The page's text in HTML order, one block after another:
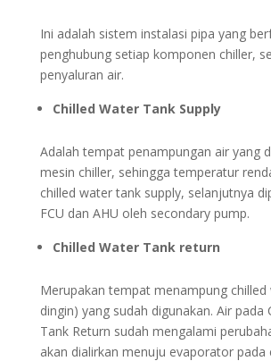
Ini adalah sistem instalasi pipa yang
penghubung setiap komponen chiller,
penyaluran air.
Chilled Water Tank Supply
Adalah tempat penampungan air yang
mesin chiller, sehingga temperatur
chilled water tank supply, selanjutnya
FCU dan AHU oleh secondary pump.
Chilled Water Tank return
Merupakan tempat menampung chilled
dingin) yang sudah digunakan. Air pada
Tank Return sudah mengalami
akan dialirkan menuju evaporator pada